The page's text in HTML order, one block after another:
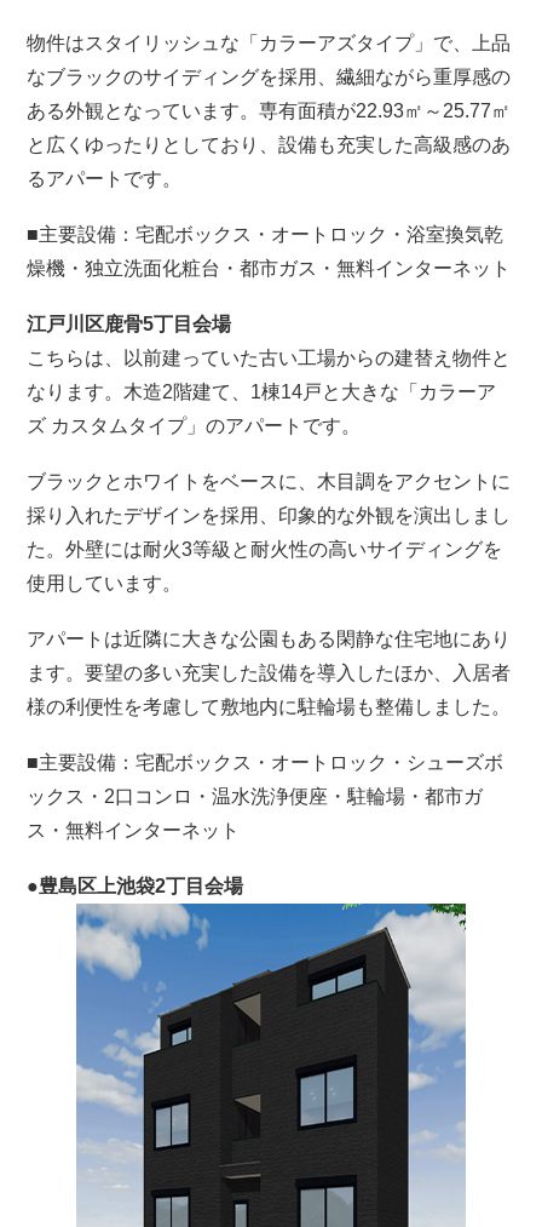
物件はスタイリッシュな「カラーアズタイプ」で、上品
なブラックのサイディングを採用、繊細ながら重厚感の
ある外観となっています。専有面積が22.93㎡～25.77㎡
と広くゆったりとしており、設備も充実した高級感のあ
るアパートです。
■主要設備：宅配ボックス・オートロック・浴室換気乾
燥機・独立洗面化粧台・都市ガス・無料インターネット
江戸川区鹿骨5丁目会場
こちらは、以前建っていた古い工場からの建替え物件と
なります。木造2階建て、1棟14戸と大きな「カラーア
ズ カスタムタイプ」のアパートです。
ブラックとホワイトをベースに、木目調をアクセントに
採り入れたデザインを採用、印象的な外観を演出しまし
た。外壁には耐火3等級と耐火性の高いサイディングを
使用しています。
アパートは近隣に大きな公園もある閑静な住宅地にあり
ます。要望の多い充実した設備を導入したほか、入居者
様の利便性を考慮して敷地内に駐輪場も整備しました。
■主要設備：宅配ボックス・オートロック・シューズボ
ックス・2口コンロ・温水洗浄便座・駐輪場・都市ガ
ス・無料インターネット
●豊島区上池袋2丁目会場